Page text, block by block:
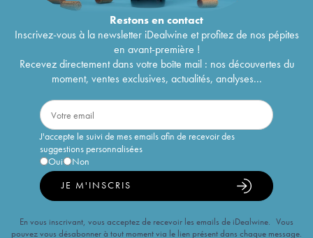
Restons encontact
Inscrivez-vous à la newsletter iDealwine et profitez de nos pépites
en avant-première !
Recevez directement dans votre boîte mail : nos découvertes du
moment, ventes exclusives, actualités, analyses...
J'accepte le suivi de mes emails afin de recevoir des
suggestions personnalisées
Oui
Non
JE M'INSCRIS
En vous inscrivant, vous acceptez de recevoir les emails de iDealwine. Vous
pouvez vous désabonner à tout moment via le lien présent dans chaque message.